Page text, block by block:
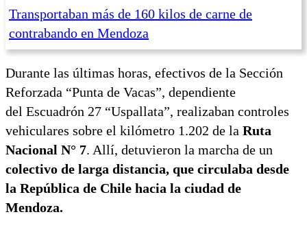
Transportaban más de 160 kilos de carne de
contrabando en Mendoza
Durante las últimas horas, efectivos de la Sección
Reforzada “Punta de Vacas”, dependiente
del Escuadrón 27 “Uspallata”, realizaban controles
vehiculares sobre el kilómetro 1.202 de la Ruta
Nacional N° 7. Allí, detuvieron la marcha de un
colectivo de larga distancia, que circulaba desde
la República de Chile hacia la ciudad de
Mendoza.